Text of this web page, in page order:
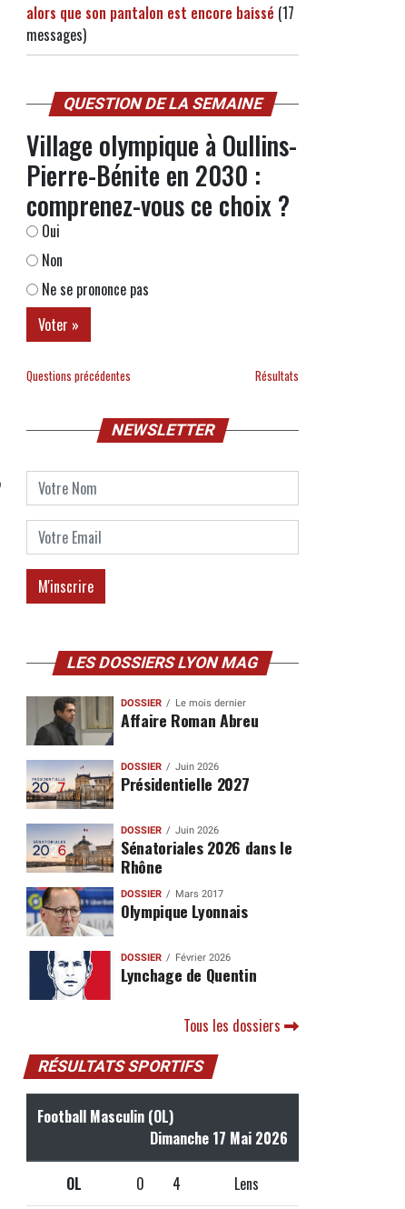
alors que son pantalon est encore baissé (17
messages)
QUESTION DE LA SEMAINE
Village olympique à Oullins-
Pierre-Bénite en 2030 :
comprenez-vous ce choix ?
Oui
Non
Ne se prononce pas
Questions précédentes Résultats
NEWSLETTER
LES DOSSIERS LYON MAG
DOSSIER Le mois dernier
Affaire Roman Abreu
DOSSIER Juin 2026
Présidentielle 2027
DOSSIER Juin 2026
Sénatoriales 2026 dans le
Rhône
DOSSIER Mars 2017
Olympique Lyonnais
DOSSIER Février 2026
Lynchage de Quentin
Tous les dossiers
RÉSULTATS SPORTIFS
Football Masculin (OL)
Dimanche 17 Mai 2026
OL 0 4 Lens